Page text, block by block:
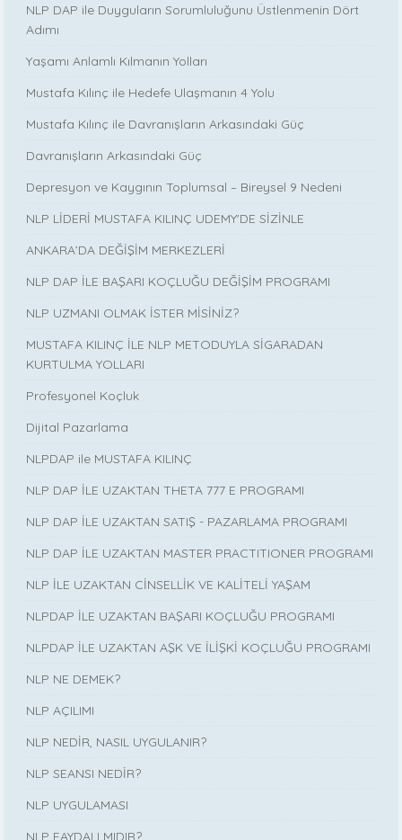
NLP DAP ile Duyguların Sorumluluğunu Üstlenmenin Dört
Adımı
Yaşamı Anlamlı Kılmanın Yolları
Mustafa Kılınç ile Hedefe Ulaşmanın 4 Yolu
Mustafa Kılınç ile Davranışların Arkasındaki Güç
Davranışların Arkasındaki Güç
Depresyon ve Kaygının Toplumsal – Bireysel 9 Nedeni
NLP LİDERİ MUSTAFA KILINÇ UDEMY'DE SİZİNLE
ANKARA’DA DEĞİŞİM MERKEZLERİ
NLP DAP İLE BAŞARI KOÇLUĞU DEĞİŞİM PROGRAMI
NLP UZMANI OLMAK İSTER MİSİNİZ?
MUSTAFA KILINÇ İLE NLP METODUYLA SİGARADAN
KURTULMA YOLLARI
Profesyonel Koçluk
Dijital Pazarlama
NLPDAP ile MUSTAFA KILINÇ
NLP DAP İLE UZAKTAN THETA 777 E PROGRAMI
NLP DAP İLE UZAKTAN SATIŞ - PAZARLAMA PROGRAMI
NLP DAP İLE UZAKTAN MASTER PRACTITIONER PROGRAMI
NLP İLE UZAKTAN CİNSELLİK VE KALİTELİ YAŞAM
NLPDAP İLE UZAKTAN BAŞARI KOÇLUĞU PROGRAMI
NLPDAP İLE UZAKTAN AŞK VE İLİŞKİ KOÇLUĞU PROGRAMI
NLP NE DEMEK?
NLP AÇILIMI
NLP NEDİR, NASIL UYGULANIR?
NLP SEANSI NEDİR?
NLP UYGULAMASI
NLP FAYDALI MIDIR?